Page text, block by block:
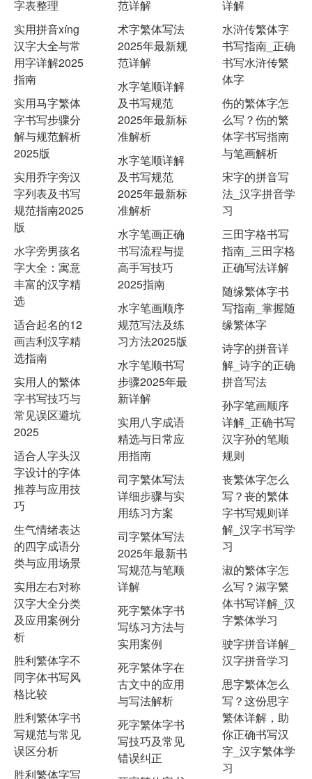
字表整理
实用拼音xíng
汉字大全与常
用字详解2025
指南
实用马字繁体
字书写步骤分
解与规范解析
2025版
实用乔字旁汉
字列表及书写
规范指南2025
版
水字旁男孩名
字大全：寓意
丰富的汉字精
选
适合起名的12
画吉利汉字精
选指南
实用人的繁体
字书写技巧与
常见误区避坑
2025
适合人字头汉
字设计的字体
推荐与应用技
巧
生气情绪表达
的四字成语分
类与应用场景
实用左右对称
汉字大全分类
及应用案例分
析
胜利繁体字不
同字体书写风
格比较
胜利繁体字书
写规范与常见
误区分析
胜利繁体字写
范详解
术字繁体写法
2025年最新规
范详解
水字笔顺详解
及书写规范
2025年最新标
准解析
水字笔顺详解
及书写规范
2025年最新标
准解析
水字笔画正确
书写流程与提
高手写技巧
2025指南
水字笔画顺序
规范写法及练
习方法2025版
水字笔顺书写
步骤2025年最
新详解
实用八字成语
精选与日常应
用指南
司字繁体写法
详细步骤与实
用练习方案
司字繁体写法
2025年最新书
写规范与笔顺
详解
死字繁体字书
写练习方法与
实用案例
死字繁体字在
古文中的应用
与写法解析
死字繁体字书
写技巧及常见
错误纠正
详解
水浒传繁体字
书写指南_正确
书写水浒传繁
体字
伤的繁体字怎
么写？伤的繁
体字书写指南
与笔画解析
宋字的拼音写
法_汉字拼音学
习
三田字格书写
指南_三田字格
正确写法详解
随缘繁体字书
写指南_掌握随
缘繁体字
诗字的拼音详
解_诗字的正确
拼音写法
孙字笔画顺序
详解_正确书写
汉字孙的笔顺
规则
丧繁体字怎么
写？丧的繁体
字书写规则详
解_汉字书写学
习
淑的繁体字怎
么写？淑字繁
体书写详解_汉
字繁体学习
驶字拼音详解_
汉字拼音学习
思字繁体怎么
写？这份思字
繁体详解，助
你正确书写汉
字_汉字繁体学
习